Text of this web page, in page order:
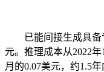
已能间接生成具备
元。推理成本从2022
月的0.07美元，约1.5